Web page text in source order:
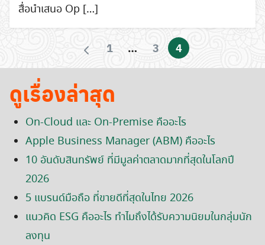
สื่อนำเสนอ Op […]
1 … 3 4
ดูเรื่องล่าสุด
On-Cloud และ On-Premise คืออะไร
Apple Business Manager (ABM) คืออะไร
10 อันดับสินทรัพย์ ที่มีมูลค่าตลาดมากที่สุดในโลกปี
2026
5 แบรนด์มือถือ ที่ขายดีที่สุดในไทย 2026
แนวคิด ESG คืออะไร ทำไมถึงได้รับความนิยมในกลุ่มนัก
ลงทุน